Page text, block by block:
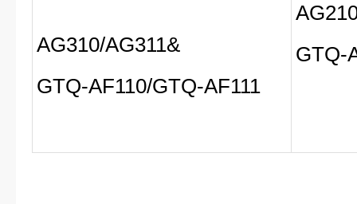
AG310/AG311&
GTQ-AF110/GTQ-AF111
GTQ-